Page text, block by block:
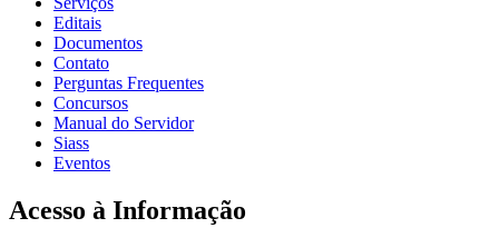
Editais
Documentos
Contato
Perguntas Frequentes
Concursos
Manual do Servidor
Siass
Eventos
Acesso à Informação